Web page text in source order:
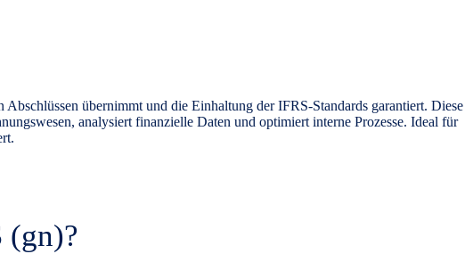
übernimmt und die Einhaltung der IFRS-Standards garantiert. Diese
analysiert finanzielle Daten und optimiert interne Prozesse. Ideal für
(gn)?